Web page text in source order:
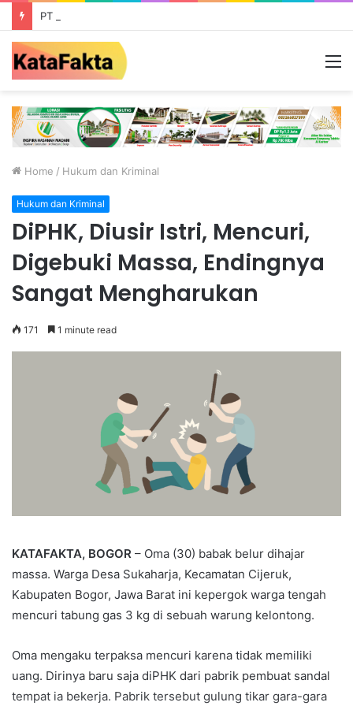
Home / Hukum dan Kriminal
Hukum dan Kriminal
DiPHK, Diusir Istri, Mencuri,
Digebuki Massa, Endingnya
Sangat Mengharukan
171 1 minute read
KATAFAKTA, BOGOR – Oma (30) babak belur dihajar
massa. Warga Desa Sukaharja, Kecamatan Cijeruk,
Kabupaten Bogor, Jawa Barat ini kepergok warga tengah
mencuri tabung gas 3 kg di sebuah warung kelontong.
Oma mengaku terpaksa mencuri karena tidak memiliki
uang. Dirinya baru saja diPHK dari pabrik pembuat sandal
tempat ia bekerja. Pabrik tersebut gulung tikar gara-gara